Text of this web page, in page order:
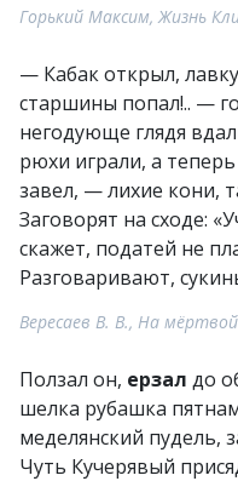
Горький Максим, Жизнь
— Кабак открыл,
старшины попал!.. —
негодующе глядя
рюхи играли, а
завел, — лихие кони,
Заговорят на сходе:
скажет, податей не
Разговаривают,
Вересаев В. В., На
Ползал он, ерзал до
шелка рубашка
меделянский пудель,
Чуть Кучерявый